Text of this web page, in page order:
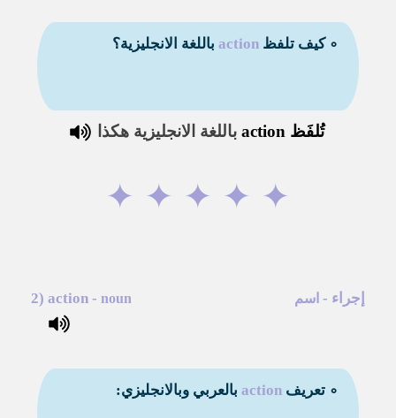
∘ كيف تلفظaction باللغة الانجليزية؟
تُلفَظ actionباللغة الانجليزية هكذا
✦
✦
✦
✦
✦
إجراء - اسم 2) action - noun
∘ تعريفaction بالعربي وبالانجليزي: